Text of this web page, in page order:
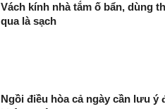
Vách kính nhà tắm ố bẩn, dùng
qua là sạch
Ngồi điều hòa cả ngày cần lưu